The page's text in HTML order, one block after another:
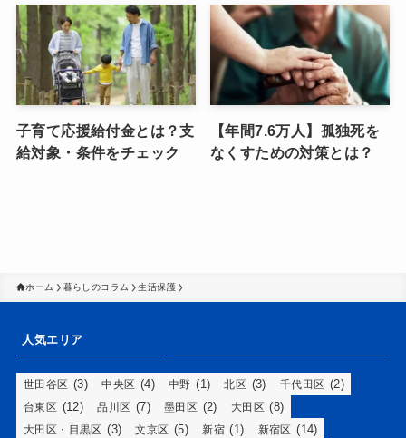
子育て応援給付金とは？支
給対象・条件をチェック
【年間7.6万人】孤独死を
なくすための対策とは？
ホーム 暮らしのコラム 生活保護
人気エリア
世田谷区 (3) 中央区 (4) 中野 (1) 北区 (3) 千代田区 (2)
台東区 (12) 品川区 (7) 墨田区 (2) 大田区 (8)
大田区・目黒区 (3) 文京区 (5) 新宿 (1) 新宿区 (14)